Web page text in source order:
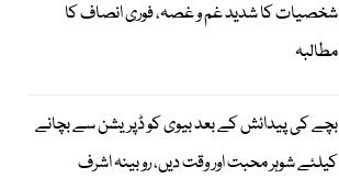
شخصیات کا شدید غم و غصہ، فوری انصاف کا
مطالبہ
بچے کی پیدائش کے بعد بیوی کو ڈپریشن سے بچانے
کیلئے شوہر محبت اور وقت دیں، روبینہ اشرف